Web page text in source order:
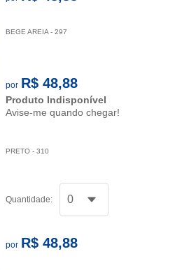
BEGE AREIA - 297
por R$ 48,88
Produto Indisponível
Avise-me quando chegar!
PRETO - 310
Quantidade:
por R$ 48,88